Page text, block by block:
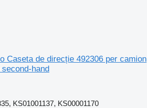
Caseta de direcție 492306 per camion
hand
KS01001137, KS00001170